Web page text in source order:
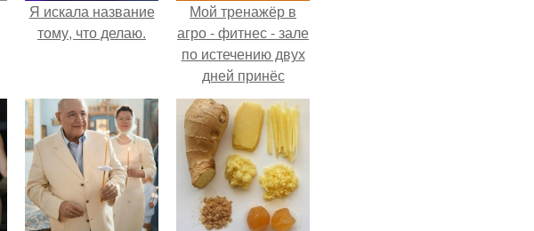
Я искала название
тому, что делаю.
Мой тренажёр в
агро - фитнес - зале
по истечению двух
дней принёс
ощутимый
результат.